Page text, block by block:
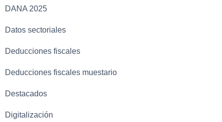
DANA 2025
Datos sectoriales
Deducciones fiscales
Deducciones fiscales muestario
Destacados
Digitalización